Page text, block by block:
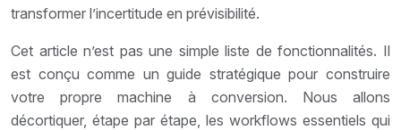
transformer l’incertitude en prévisibilité.
Cet article n’est pas une simple liste de fonctionnalités. Il
est conçu comme un guide stratégique pour construire
votre propre machine à conversion. Nous allons
décortiquer, étape par étape, les workflows essentiels qui